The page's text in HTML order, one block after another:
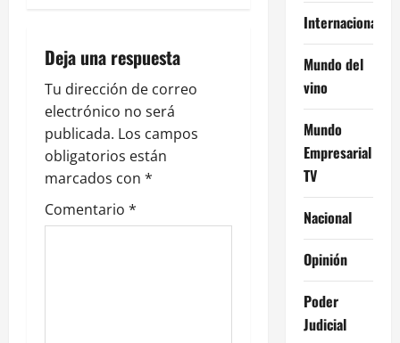
ó
n
d
e
e
Deja una respuesta
Tu dirección de correo
electrónico no será
publicada. Los campos
obligatorios están
marcados con *
Comentario *
Internacional
Mundo del
vino
Mundo
Empresarial
TV
Nacional
Opinión
Poder
Judicial